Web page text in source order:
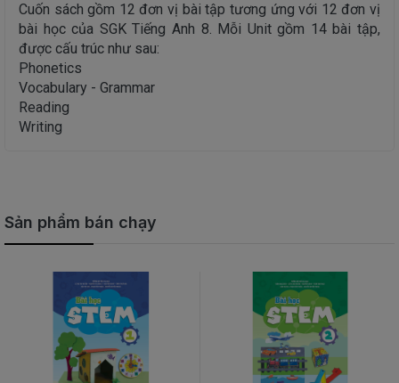
Cuốn sách gồm 12 đơn vị bài tập tương ứng với 12 đơn vị
bài học của SGK Tiếng Anh 8. Mỗi Unit gồm 14 bài tập,
được cấu trúc như sau:
Phonetics
Vocabulary - Grammar
Reading
Writing
Sản phẩm bán chạy